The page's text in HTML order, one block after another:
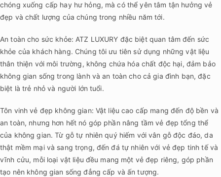
chóng xuống cấp hay hư hỏng, mà có thể yên tâm tận hưởng vẻ
đẹp và chất lượng của chúng trong nhiều năm tới.
An toàn cho sức khỏe: ATZ LUXURY đặc biệt quan tâm đến sức
khỏe của khách hàng. Chúng tôi ưu tiên sử dụng những vật liệu
thân thiện với môi trường, không chứa hóa chất độc hại, đảm bảo
không gian sống trong lành và an toàn cho cả gia đình bạn, đặc
biệt là trẻ nhỏ và người lớn tuổi.
Tôn vinh vẻ đẹp không gian: Vật liệu cao cấp mang đến độ bền và
an toàn, nhưng hơn hết nó góp phần nâng tầm vẻ đẹp tổng thể
của không gian. Từ gỗ tự nhiên quý hiếm với vân gỗ độc đáo, da
thật mềm mại và sang trọng, đến đá tự nhiên với vẻ đẹp tinh tế và
vĩnh cửu, mỗi loại vật liệu đều mang một vẻ đẹp riêng, góp phần
tạo nên không gian sống đẳng cấp và ấn tượng.